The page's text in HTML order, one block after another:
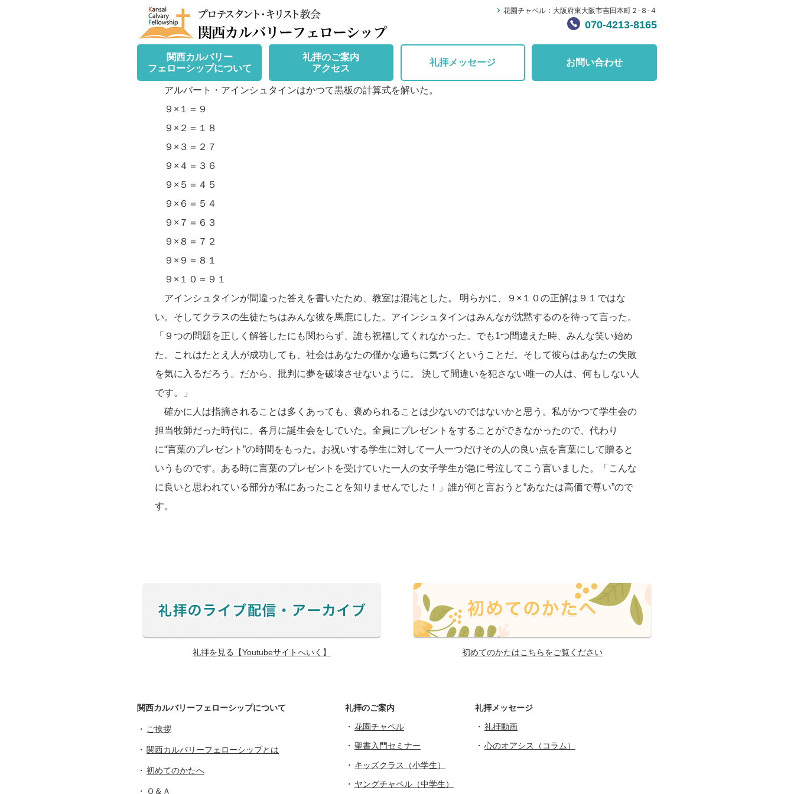
花園チャペル：大阪府東大阪市吉田本町２-８-４
070-4213-8165
関西カルバリー
フェローシップについて
礼拝のご案内
アクセス
礼拝メッセージ お問い合わせ
アルバート・アインシュタインはかつて黒板の計算式を解いた。
９×１＝９
９×２＝１８
９×３＝２７
９×４＝３６
９×５＝４５
９×６＝５４
９×７＝６３
９×８＝７２
９×９＝８１
９×１０＝９１
アインシュタインが間違った答えを書いたため、教室は混沌とした。 明らかに、９×１０の正解は９１ではな
い。そしてクラスの生徒たちはみんな彼を馬鹿にした。アインシュタインはみんなが沈黙するのを待って言った。
「９つの問題を正しく解答したにも関わらず、誰も祝福してくれなかった。でも1つ間違えた時、みんな笑い始め
た。これはたとえ人が成功しても、社会はあなたの僅かな過ちに気づくということだ。そして彼らはあなたの失敗
を気に入るだろう。だから、批判に夢を破壊させないように。 決して間違いを犯さない唯一の人は、何もしない人
です。」
確かに人は指摘されることは多くあっても、褒められることは少ないのではないかと思う。私がかつて学生会の
担当牧師だった時代に、各月に誕生会をしていた。全員にプレゼントをすることができなかったので、代わり
に“言葉のプレゼント”の時間をもった。お祝いする学生に対して一人一つだけその人の良い点を言葉にして贈ると
いうものです。ある時に言葉のプレゼントを受けていた一人の女子学生が急に号泣してこう言いました。「こんな
に良いと思われている部分が私にあったことを知りませんでした！」誰が何と言おうと“あなたは高価で尊い”ので
す。
礼拝を見る【Youtubeサイトへいく】 初めてのかたはこちらをご覧ください
関西カルバリーフェローシップについて
ご挨拶
関西カルバリーフェローシップとは
初めてのかたへ
Ｑ＆Ａ
礼拝のご案内
花園チャペル
聖書入門セミナー
キッズクラス（小学生）
ヤングチャペル（中学生）
礼拝メッセージ
礼拝動画
心のオアシス（コラム）